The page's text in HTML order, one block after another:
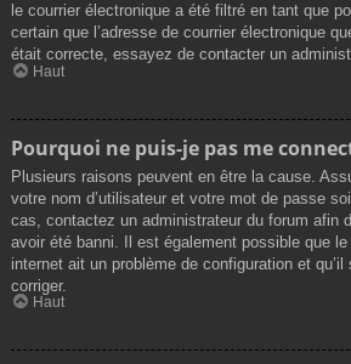
le courrier électronique a été filtré en tant que
certain que l’adresse de courrier électronique
était correcte, essayez de contacter un
Haut
Pourquoi ne puis-je pas me
Plusieurs raisons peuvent en être la cause.
votre nom d’utilisateur et votre mot de passe
cas, contactez un administrateur du forum afin
avoir été banni. Il est également possible que
internet ait un problème de configuration et
corriger.
Haut